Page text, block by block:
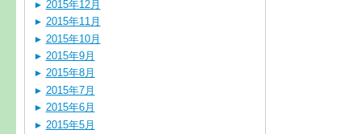
2015年12月
2015年11月
2015年10月
2015年9月
2015年8月
2015年7月
2015年6月
2015年5月